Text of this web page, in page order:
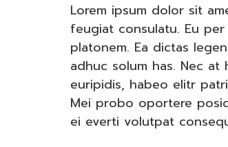
Lorem ipsum dolor sit
feugiat consulatu. Eu
platonem. Ea dictas
adhuc solum has. Nec at
euripidis, habeo elitr
Mei probo oportere
ei everti volutpat